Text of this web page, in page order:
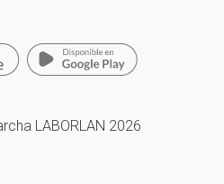
LABORLAN 2026